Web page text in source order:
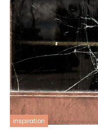
inspiration